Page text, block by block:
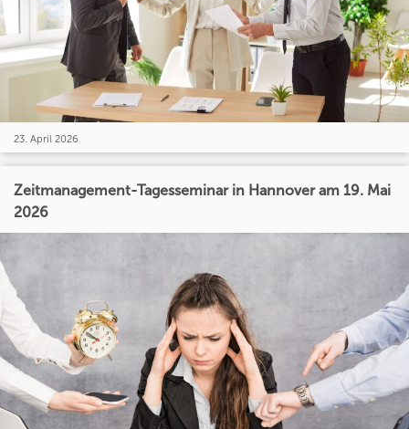
23. April 2026
Zeitmanagement-Tagesseminar in Hannover am 19. Mai
2026